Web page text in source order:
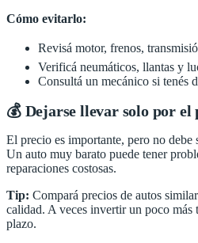
Cómo evitarlo:
Revisá motor, frenos,
Verificá neumáticos, llantas y
Consultá un mecánico si tenés
💰 Dejarse llevar solo por el
El precio es importante, pero no
Un auto muy barato puede tener
reparaciones costosas.
Tip: Compará precios de autos
calidad. A veces invertir un poco más
plazo.